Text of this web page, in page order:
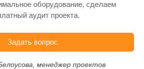
оборудование, сделаем
аудит проекта.
Задать вопрос
менеджер проектов